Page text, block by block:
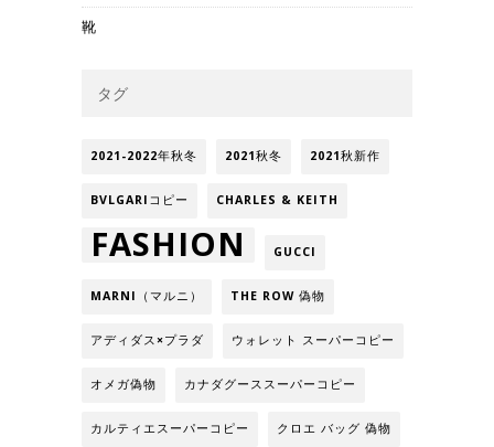
靴
タグ
2021-2022年秋冬 2021秋冬 2021秋新作
BVLGARIコピー CHARLES & KEITH
FASHION GUCCI
MARNI（マルニ） THE ROW 偽物
アディダス×プラダ ウォレット スーパーコピー
オメガ偽物 カナダグーススーパーコピー
カルティエスーパーコピー クロエ バッグ 偽物